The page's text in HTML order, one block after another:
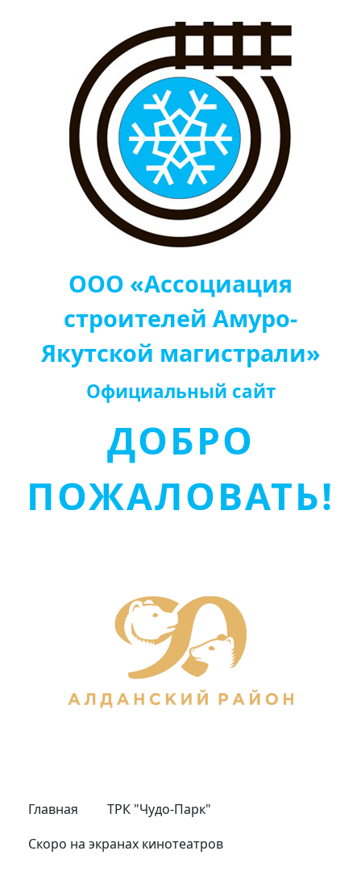
ООО «Ассоциация
строителей Амуро-
Якутской магистрали»
Официальный сайт
ДОБРО
ПОЖАЛОВАТЬ!
Главная
ТРК "Чудо-Парк"
Скоро на экранах кинотеатров